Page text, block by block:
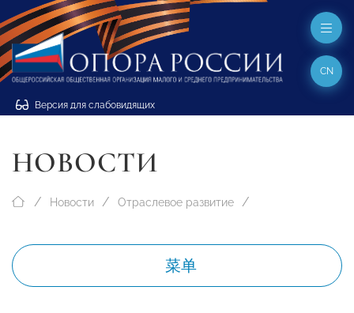
Версия для слабовидящих
CN
НОВОСТИ
Новости Отраслевое развитие
菜单